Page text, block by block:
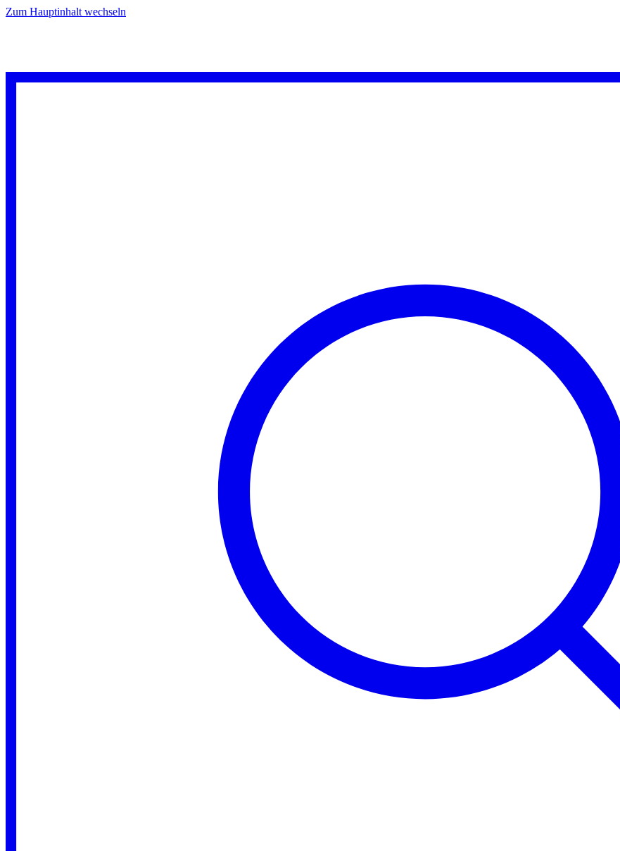
Zum Hauptinhalt wechseln